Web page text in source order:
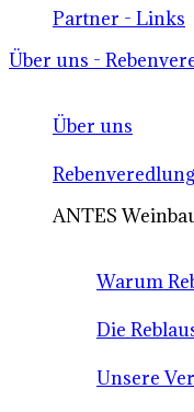
Partner - Links
Über uns -
Über uns
Rebenveredlung
ANTES
Warum
Die
Unsere